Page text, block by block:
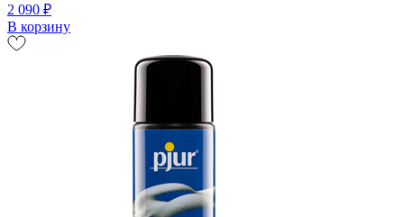
2 090 ₽
В корзину